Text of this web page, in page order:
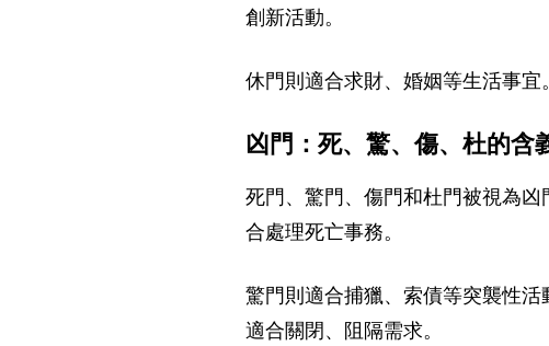
創新活動。
休門則適合求財、婚姻等生活事宜
凶門：死、驚、傷、杜的含
死門、驚門、傷門和杜門被視為
合處理死亡事務。
驚門則適合捕獵、索債等突襲性
適合關閉、阻隔需求。